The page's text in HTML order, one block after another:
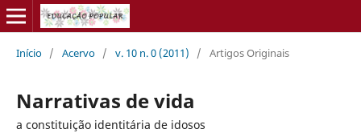
Início / Acervo / v. 10 n. 0 (2011) / Artigos Originais
Narrativas de vida
a constituição identitária de idosos